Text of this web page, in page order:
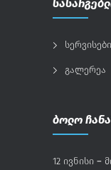
სერვისები
გალერეა
ბოლო